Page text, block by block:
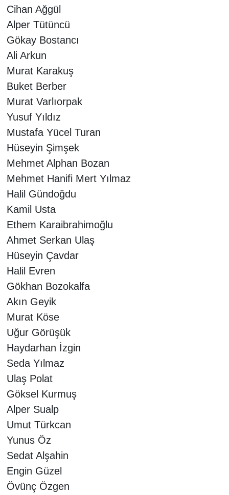
Cihan Ağgül
Alper Tütüncü
Gökay Bostancı
Ali Arkun
Murat Karakuş
Buket Berber
Murat Varlıorpak
Yusuf Yıldız
Mustafa Yücel Turan
Hüseyin Şimşek
Mehmet Alphan Bozan
Mehmet Hanifi Mert Yılmaz
Halil Gündoğdu
Kamil Usta
Ethem Karaibrahimoğlu
Ahmet Serkan Ulaş
Hüseyin Çavdar
Halil Evren
Gökhan Bozokalfa
Akın Geyik
Murat Köse
Uğur Görüşük
Haydarhan İzgin
Seda Yılmaz
Ulaş Polat
Göksel Kurmuş
Alper Sualp
Umut Türkcan
Yunus Öz
Sedat Alşahin
Engin Güzel
Övünç Özgen